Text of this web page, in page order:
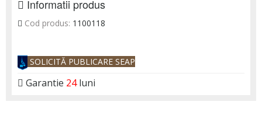
Informatii produs
Cod produs: 1100118
SOLICITĂ PUBLICARE SEAP
Garantie 24luni